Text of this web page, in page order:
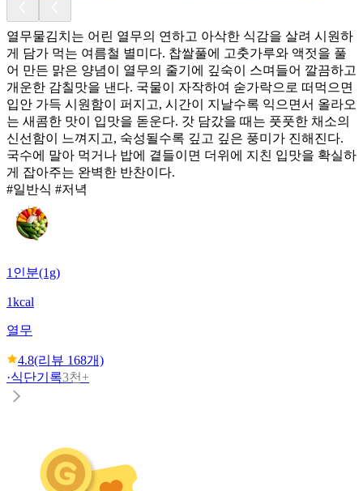
열무물김치는 어린 열무의 연하고 아삭한 식감을 살려 시원하
게 담가 먹는 여름철 별미다. 찹쌀풀에 고춧가루와 액젓을 풀
어 만든 맑은 양념이 열무의 줄기에 깊숙이 스며들어 깔끔하고
개운한 감칠맛을 낸다. 국물이 자작하여 숟가락으로 떠먹으면
입안 가득 시원함이 퍼지고, 시간이 지날수록 익으면서 올라오
는 새콤한 맛이 입맛을 돋운다. 갓 담갔을 때는 풋풋한 채소의
신선함이 느껴지고, 숙성될수록 깊고 깊은 풍미가 진해진다.
국수에 말아 먹거나 밥에 곁들이면 더위에 지친 입맛을 확실하
게 잡아주는 완벽한 반찬이다.
#일반식 #저녁
1인분(1g)
1kcal
열무
4.8(리뷰 168개)
·식단기록3천+